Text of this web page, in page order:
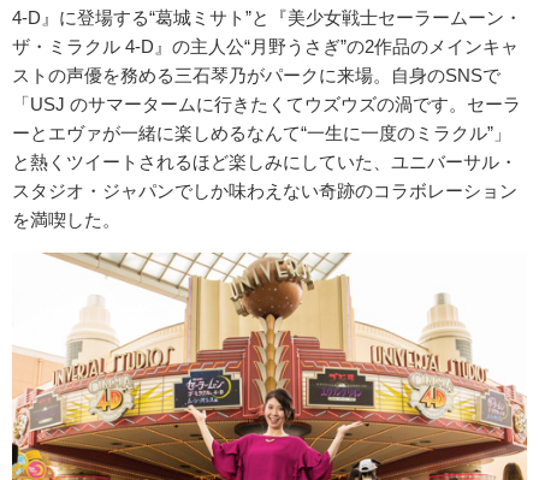
4-D』に登場する“葛城ミサト”と『美少女戦士セーラームーン・
ザ・ミラクル 4-D』の主人公“月野うさぎ”の2作品のメインキャ
ストの声優を務める三石琴乃がパークに来場。自身のSNSで
「USJ のサマータームに行きたくてウズウズの渦です。セーラ
ーとエヴァが一緒に楽しめるなんて“一生に一度のミラクル”」
と熱くツイートされるほど楽しみにしていた、ユニバーサル・
スタジオ・ジャパンでしか味わえない奇跡のコラボレーション
を満喫した。